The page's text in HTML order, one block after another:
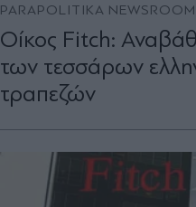
PARAPOLITIKA NEWSROOM
Οίκος Fitch:
των τεσσάρων
τραπεζών